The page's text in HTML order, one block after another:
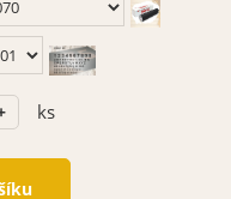
ks